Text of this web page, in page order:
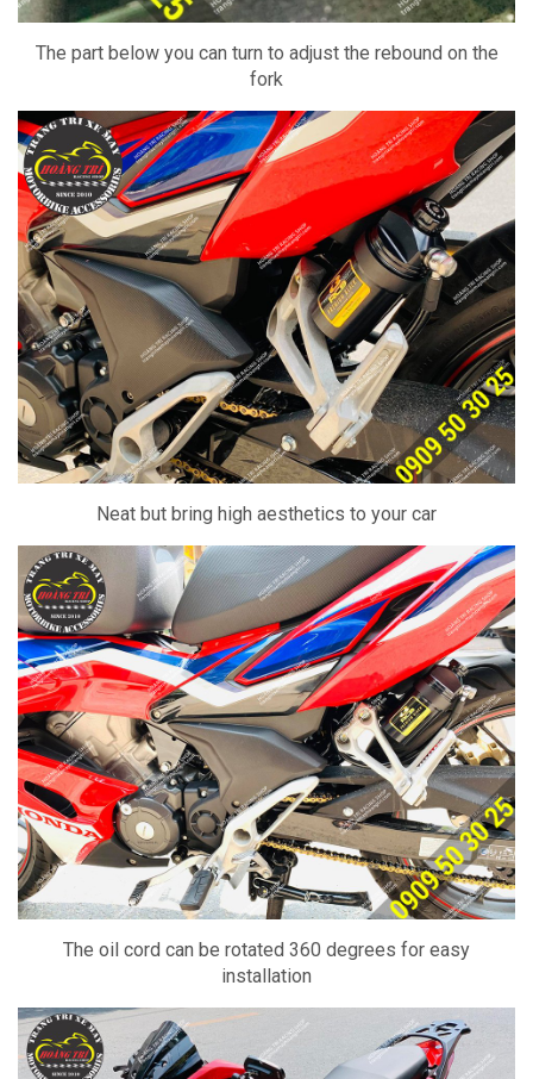
The part below you can turn to adjust the rebound on the
fork
Neat but bring high aesthetics to your car
The oil cord can be rotated 360 degrees for easy
installation